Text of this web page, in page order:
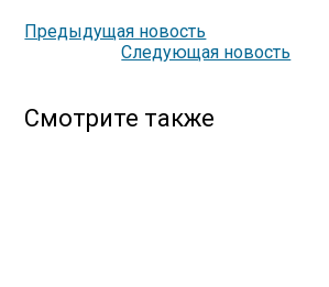
Предыдущая новость
Следующая новость
Смотрите также